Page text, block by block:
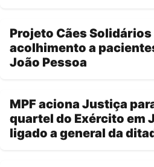
Projeto Cães
acolhimento a
João Pessoa
MPF aciona Justiça
quartel do Exército em
ligado a general da